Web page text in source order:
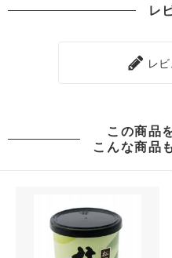
レ
レ
この商品
こんな商品